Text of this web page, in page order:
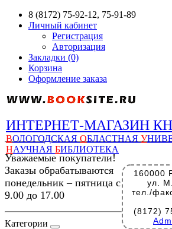
8 (8172) 75-92-12, 75-91-89
Личный кабинет
Регистрация
Авторизация
Закладки (0)
Корзина
Оформление заказа
ИНТЕРНЕТ-МАГАЗИН
ВОЛОГОДСКАЯ ОБЛАСТНАЯ У
НАУЧНАЯ БИБЛИОТЕКА
160000
ул.
тел./
(8172)
Уважаемые покупатели!
Заказы обрабатываются
понедельник – пятница с
9.00 до 17.00
Категории